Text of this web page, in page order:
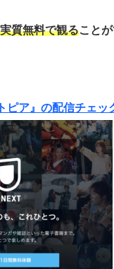
質無料で観ること
ピア』の配信チェッ